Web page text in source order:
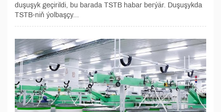
duşuşyk geçirildi, bu barada TSTB habar berýär. Duşuşykda
TSTB-niň ýolbaşçy...